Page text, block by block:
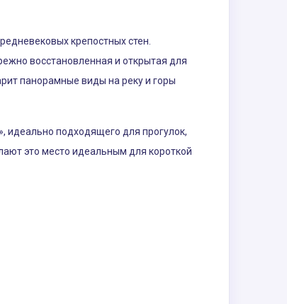
крепостных стен.
восстановленная и открытая для
панорамные виды на реку и горы
идеально подходящего для прогулок,
это место идеальным для короткой